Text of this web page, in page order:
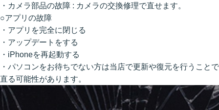
・カメラ部品の故障 : カメラの交換修理で直せます。
○アプリの故障
・アプリを完全に閉じる
・アップデートをする
・iPhoneを再起動する
・パソコンをお待ちでない方は当店で更新や復元を行うことで
直る可能性があります。